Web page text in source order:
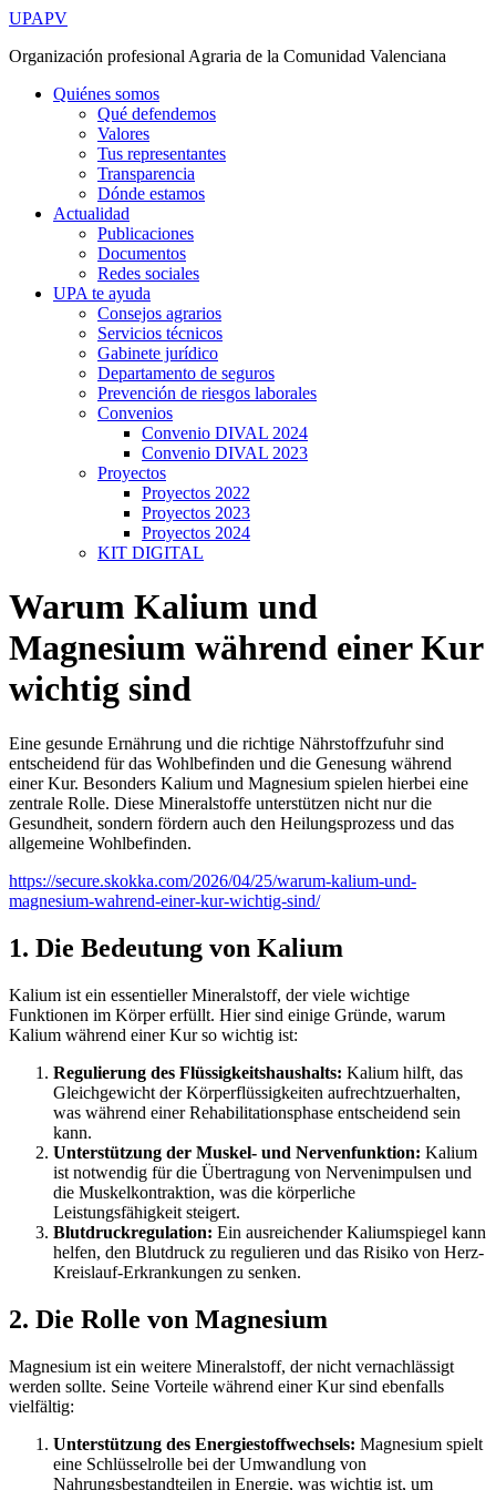
Ir
contenido
UPAPV
Organización profesional Agraria de la Comunidad Valenciana
Quiénes somos
Qué defendemos
Valores
Tus representantes
Transparencia
Dónde estamos
Actualidad
Publicaciones
Documentos
Redes sociales
UPA te ayuda
Consejos agrarios
Servicios técnicos
Gabinete jurídico
Departamento de seguros
Prevención de riesgos laborales
Convenios
Convenio DIVAL 2024
Convenio DIVAL 2023
Proyectos
Proyectos 2022
Proyectos 2023
Proyectos 2024
KIT DIGITAL
Warum Kalium und
Magnesium während einer Kur
wichtig sind
Eine gesunde Ernährung und die richtige Nährstoffzufuhr sind
entscheidend für das Wohlbefinden und die Genesung während
einer Kur. Besonders Kalium und Magnesium spielen hierbei eine
zentrale Rolle. Diese Mineralstoffe unterstützen nicht nur die
Gesundheit, sondern fördern auch den Heilungsprozess und das
allgemeine Wohlbefinden.
https://secure.skokka.com/2026/04/25/warum-kalium-und-
magnesium-wahrend-einer-kur-wichtig-sind/
1. Die Bedeutung von Kalium
Kalium ist ein essentieller Mineralstoff, der viele wichtige
Funktionen im Körper erfüllt. Hier sind einige Gründe, warum
Kalium während einer Kur so wichtig ist:
Regulierung des Flüssigkeitshaushalts: Kalium hilft, das
Gleichgewicht der Körperflüssigkeiten aufrechtzuerhalten,
was während einer Rehabilitationsphase entscheidend sein
kann.
Unterstützung der Muskel- und Nervenfunktion: Kalium
ist notwendig für die Übertragung von Nervenimpulsen und
die Muskelkontraktion, was die körperliche
Leistungsfähigkeit steigert.
Blutdruckregulation: Ein ausreichender Kaliumspiegel kann
helfen, den Blutdruck zu regulieren und das Risiko von Herz-
Kreislauf-Erkrankungen zu senken.
2. Die Rolle von Magnesium
Magnesium ist ein weitere Mineralstoff, der nicht vernachlässigt
werden sollte. Seine Vorteile während einer Kur sind ebenfalls
vielfältig:
Unterstützung des Energiestoffwechsels: Magnesium spielt
eine Schlüsselrolle bei der Umwandlung von
Nahrungsbestandteilen in Energie, was wichtig ist, um